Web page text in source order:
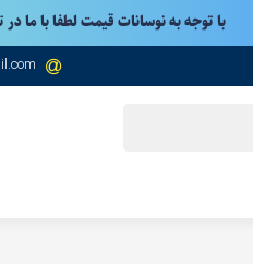
با توجه به نوسانات قیمت لطفا با ما